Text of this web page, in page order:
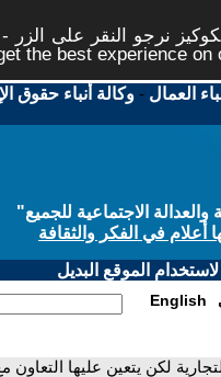
نرجو النقر على
the best experience on
العمال -وكالة أنباء حقوق
الاجتماعية للجميع"
أعلام في الفكر والثقافة
الموقع البديل
English
لكن يتعين عليها التعاون مع